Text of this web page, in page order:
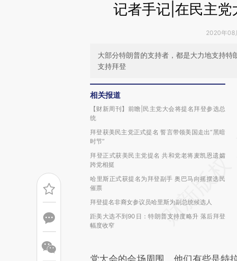
记者手记|在民主
2020年08
大部分特朗普的支持者，都是大力地支持
支持拜登
相关报道
【财新周刊】前瞻|民主党大会将提名拜登参选总
统
拜登获美民主党正式提名 誓言带领美国走出“黑暗
时节”
拜登正式获美民主党提名 共和党老将麦凯恩遗孀
跨党相挺
哈里斯正式获提名为拜登副手 奥巴马向摇摆选民
催票
拜登提名非裔女参议员哈里斯为副总统候选人
距美大选不到90日：特朗普支持度略升 落后拜登
幅度收窄
党大会的会场周围。他们有些是特